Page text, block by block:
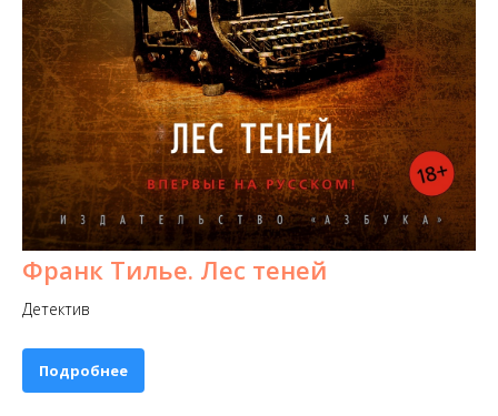
Франк Тилье. Лес теней
Детектив
Подробнее